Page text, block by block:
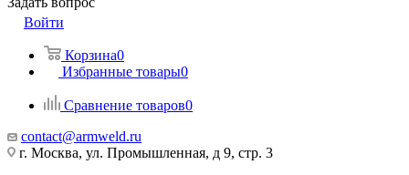
Войти
Корзина0
Избранные товары0
Сравнение товаров0
contact@armweld.ru
г. Москва, ул. Промышленная, д 9, стр. 3